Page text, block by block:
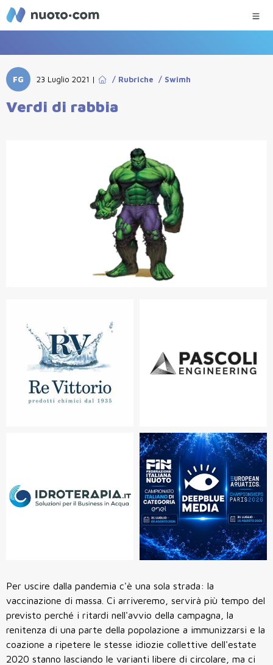
FG 23 Luglio 2021 | / Rubriche / Swimh
Verdi di rabbia
Per uscire dalla pandemia c'è una sola strada: la
vaccinazione di massa. Ci arriveremo, servirà più tempo del
previsto perché i ritardi nell'avvio della campagna, la
renitenza di una parte della popolazione a immunizzarsi e la
coazione a ripetere le stesse idiozie collettive dell'estate
2020 stanno lasciando le varianti libere di circolare, ma ci